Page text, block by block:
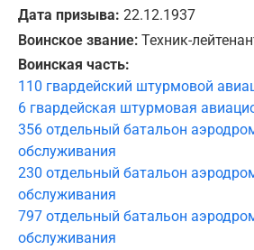
Дата призыва: 22.12.1937
Воинское звание: Техник-
Воинская часть:
110 гвардейский штурмовой
6 гвардейская штурмовая
356 отдельный батальон
обслуживания
230 отдельный батальон
обслуживания
797 отдельный батальон
обслуживания